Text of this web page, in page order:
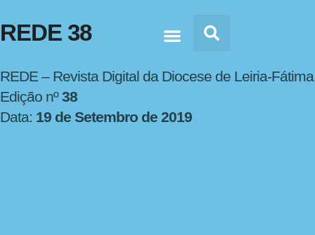
REDE 38
REDE – Revista Digital da Diocese de Leiria-Fátima
Edição nº38
Data: 19 de Setembro de 2019